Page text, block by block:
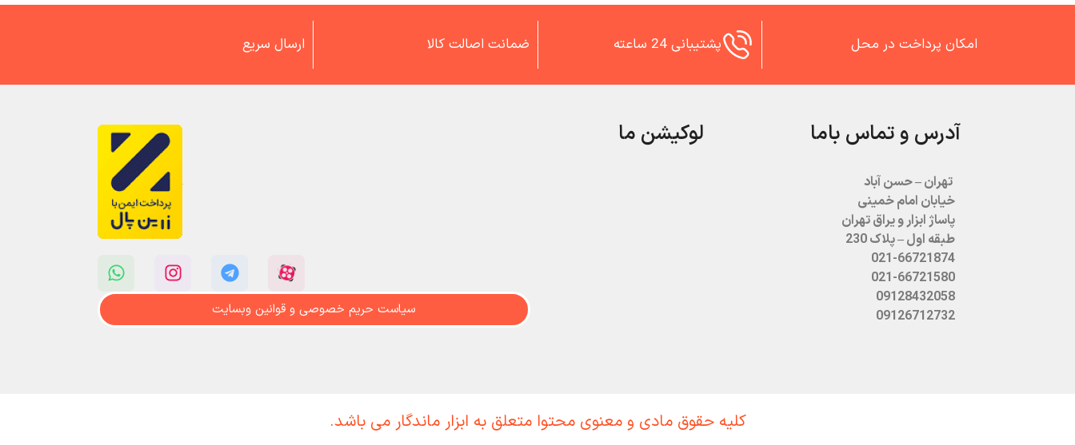
امکان پرداخت در محل پشتیبانی 24 ساعته ضمانت اصالت کالا ارسال سریع
آدرس و تماس باما
تهران – حسن آباد
خیابان امام خمینی
پاساژ ابزار و یراق تهران
طبقه اول – پلاک 230
021-66721874
021-66721580
09128432058
09126712732
لوکیشن ما
سیاست حریم خصوصی و قوانین وبسایت
کلیه حقوق مادی و معنوی محتوا متعلق به ابزار ماندگار می باشد.